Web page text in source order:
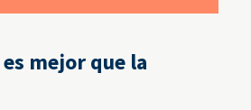
mejor que la